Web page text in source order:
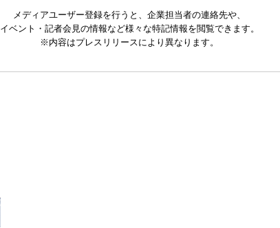
メディアユーザー登録を行うと、企業担当者の連絡先や、
イベント・記者会見の情報など様々な特記情報を閲覧できます。
※内容はプレスリリースにより異なります。